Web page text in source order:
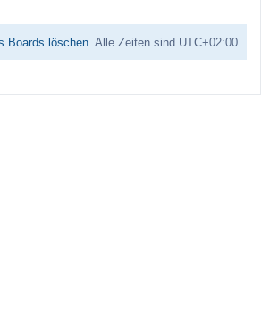
Alle Zeiten sind UTC+02:00
Boards löschen